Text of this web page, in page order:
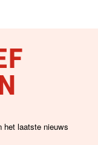
het laatste nieuws